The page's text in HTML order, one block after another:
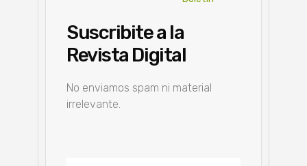
Suscribite a la
Revista Digital
No enviamos spam ni material
irrelevante.